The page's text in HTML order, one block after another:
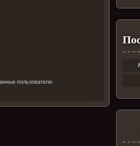
пользователи.